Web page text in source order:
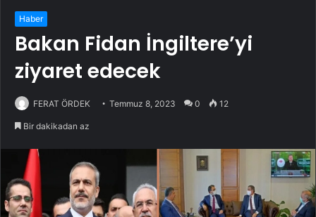
Haber
Bakan Fidan İngiltere’yi
ziyaret edecek
FERAT ÖRDEK Temmuz 8, 2023 0 12
Bir dakikadan az